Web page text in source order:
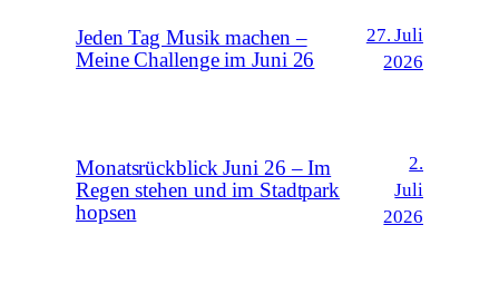
Jeden Tag Musik machen –
Meine Challenge im Juni 26
27. Juli
2026
Monatsrückblick Juni 26 – Im
Regen stehen und im Stadtpark
hopsen
2.
Juli
2026